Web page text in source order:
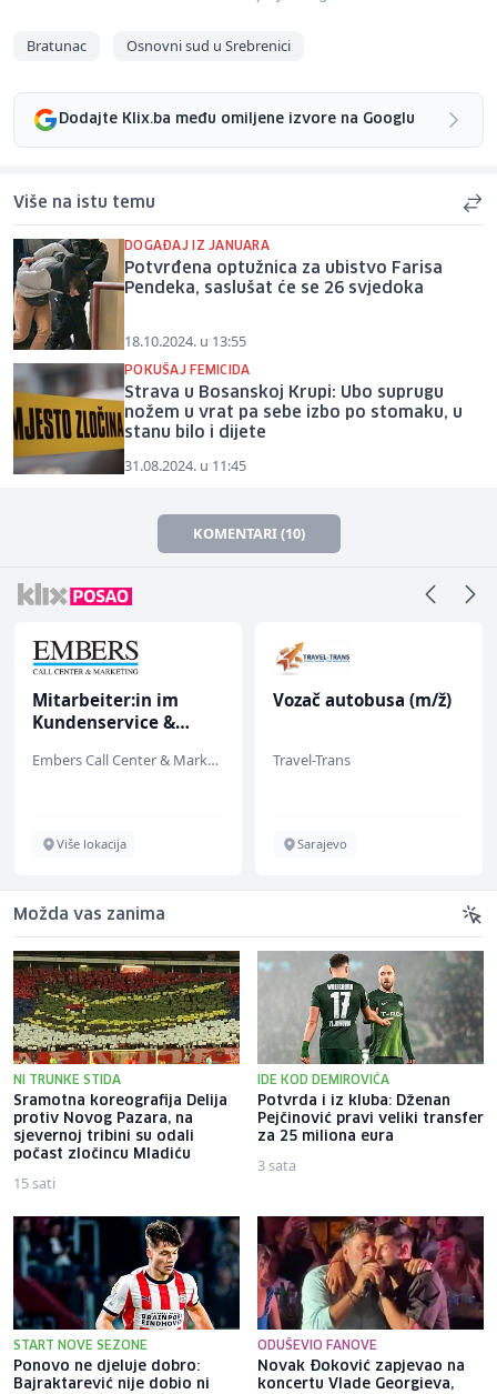
Bratunac Osnovni sud u Srebrenici
Dodajte Klix.ba među omiljene izvore na Googlu
Više na istu temu
DOGAĐAJ IZ JANUARA
Potvrđena optužnica za ubistvo Farisa
Pendeka, saslušat će se 26 svjedoka
18.10.2024. u 13:55
POKUŠAJ FEMICIDA
Strava u Bosanskoj Krupi: Ubo suprugu
nožem u vrat pa sebe izbo po stomaku, u
stanu bilo i dijete
31.08.2024. u 11:45
KOMENTARI (10)
Mitarbeiter:in im
Kundenservice &
Embers Call Center & Marketing
Više lokacija
Vozač autobusa (m/ž)
Travel-Trans
Sarajevo
Možda vas zanima
NI TRUNKE STIDA
Sramotna koreografija Delija
protiv Novog Pazara, na
sjevernoj tribini su odali
počast zločincu Mladiću
15 sati
IDE KOD DEMIROVIĆA
Potvrda i iz kluba: Dženan
Pejčinović pravi veliki transfer
za 25 miliona eura
3 sata
START NOVE SEZONE
Ponovo ne djeluje dobro:
Bajraktarević nije dobio ni
ODUŠEVIO FANOVE
Novak Đoković zapjevao na
koncertu Vlade Georgieva,